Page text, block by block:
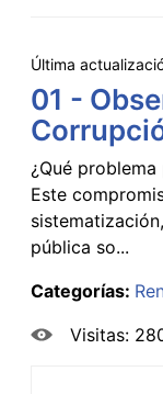
Última
01 -
¿Qué
Este
pública so...
Categorías:
Visitas: